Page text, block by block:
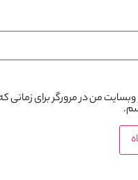
وبسایت من در مرورگر برای زمانی